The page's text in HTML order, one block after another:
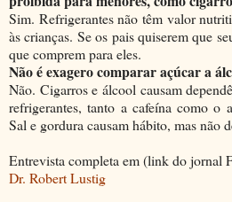
Sim. Refrigerantes não têm valor
às crianças. Se os pais quiserem que
que comprem para eles.
Não é exagero comparar açúcar a
Não. Cigarros e álcool causam
refrigerantes, tanto a cafeína como o
Sal e gordura causam hábito, mas não
Entrevista completa em (link do jornal
Dr. Robert Lustig